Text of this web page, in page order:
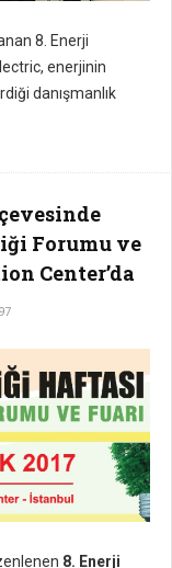
8. Enerji
enerjinin
danışmanlık
Forumu ve
Center’da
8. Enerji